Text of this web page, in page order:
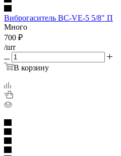
Виброгаситель BC-VE-5 5/8" П
Много
700 ₽
/шт
В корзину